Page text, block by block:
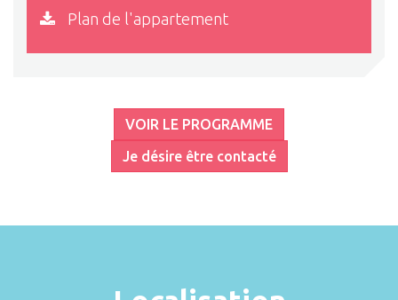
Plan de l'appartement
VOIR LE PROGRAMME
Je désire être contacté